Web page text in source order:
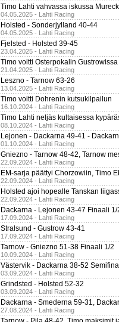
Timo Lahti vahvassa iskussa
04.05.2025 - Lahti Racing
Holsted - Sonderjylland 40-44
04.05.2025 - Lahti Racing
Fjelsted - Holsted 39-45
23.04.2025 - Lahti Racing
Timo voitti Osterpokalin
21.04.2025 - Lahti Racing
Leszno - Tarnow 63-26
13.04.2025 - Lahti Racing
Timo voitti Dohrenin kutsukilpailun
16.10.2024 - Lahti Racing
Timo Lahti neljäs kultaisessa
08.10.2024 - Lahti Racing
Lejonen - Dackarna 49-41 -
01.10.2024 - Lahti Racing
Gniezno - Tarnow 48-42, Tarnow
22.09.2024 - Lahti Racing
EM-sarja päättyi Chorzowiin, Timo
22.09.2024 - Lahti Racing
Holsted ajoi hopealle Tanskan
22.09.2024 - Lahti Racing
Dackarna - Lejonen 43-47 Finaali 1/
17.09.2024 - Lahti Racing
Stralsund - Gustrow 43-41
17.09.2024 - Lahti Racing
Tarnow - Gniezno 51-38 Finaali 1/2
10.09.2024 - Lahti Racing
Västervik - Dackarna 38-52
03.09.2024 - Lahti Racing
Grindsted - Holsted 52-32
03.09.2024 - Lahti Racing
Dackarna - Smederna 59-31,
27.08.2024 - Lahti Racing